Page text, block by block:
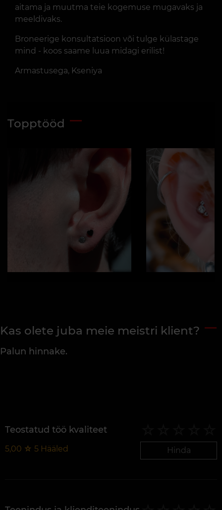
aitama ja muutma teie kogemuse mugavaks ja
meeldivaks.
Broneerige konsultatsioon või tulge külastage
mind - koos saame luua midagi erilist!
Armastusega, Kseniya
Topptööd
Kas olete juba meie meistri klient?
Palun hinnake.
Teostatud töö kvaliteet
5,00 ☆ 5 Hääled Hinda